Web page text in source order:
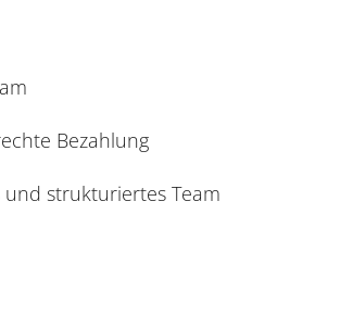
Bezahlung
strukturiertes Team